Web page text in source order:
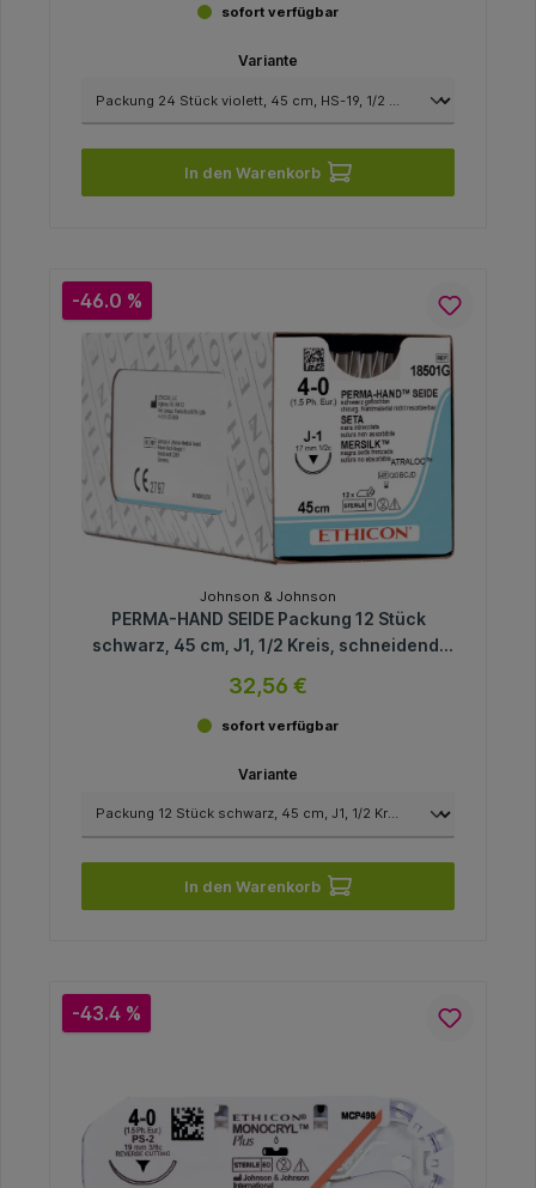
sofort verfügbar
Variante
In den Warenkorb
-46.0 %
Johnson & Johnson
PERMA-HAND SEIDE Packung 12 Stück
schwarz, 45 cm, J1, 1/2 Kreis, schneidend,
32,56 €
sofort verfügbar
Variante
In den Warenkorb
-43.4 %